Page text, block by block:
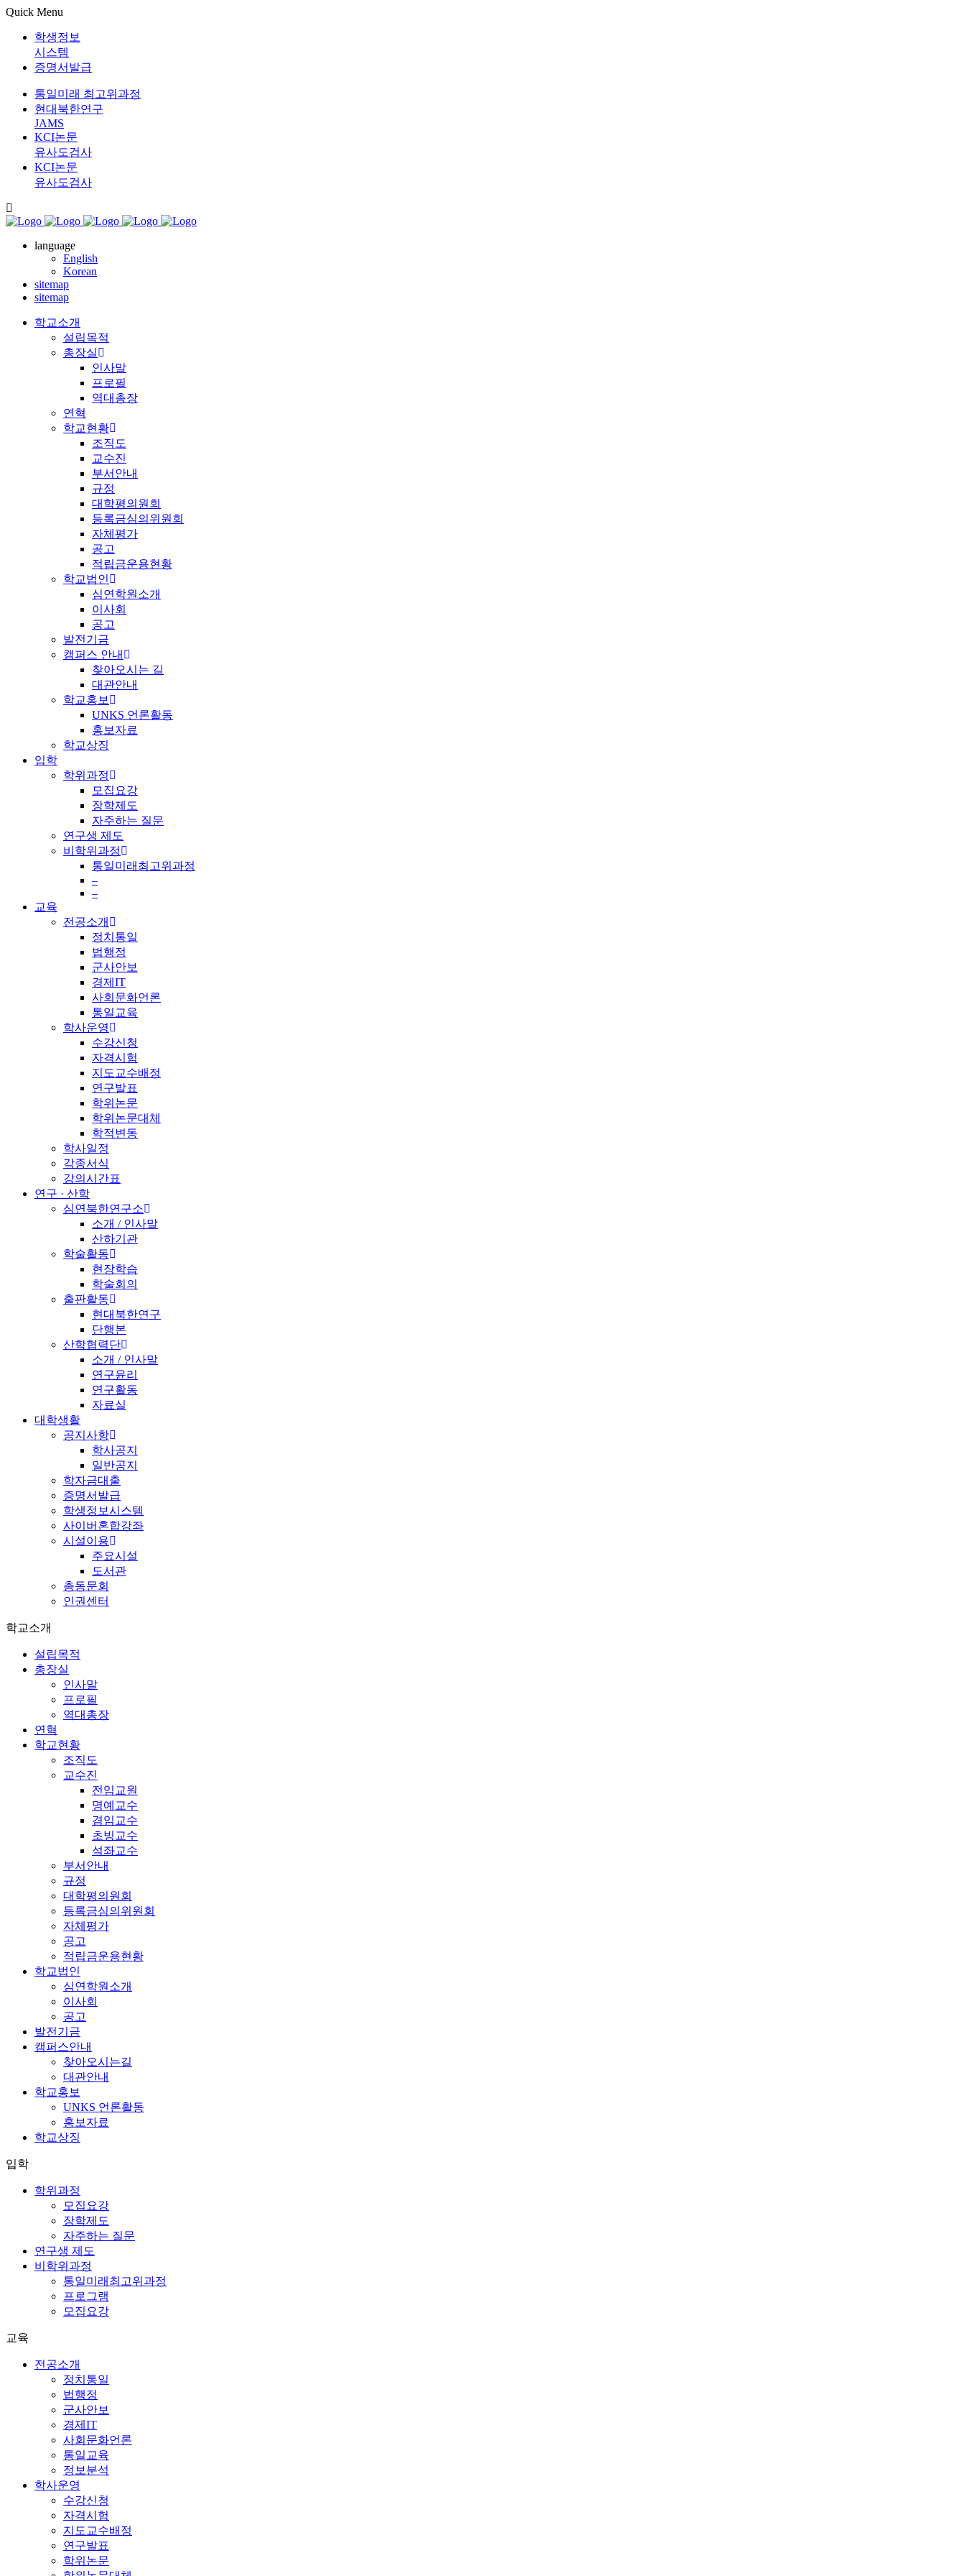
Quick Menu
학생정보
시스템
증명서발급
통일미래 최고위과정
현대북한연구
JAMS
KCI논문
유사도검사
KCI논문
유사도검사
language
English
Korean
sitemap
sitemap
학교소개
설립목적
총장실
인사말
프로필
역대총장
연혁
학교현황
조직도
교수진
부서안내
규정
대학평의원회
등록금심의위원회
자체평가
공고
적립금운용현황
학교법인
심연학원소개
이사회
공고
발전기금
캠퍼스 안내
찾아오시는 길
대관안내
학교홍보
UNKS 언론활동
홍보자료
학교상징
입학
학위과정
모집요강
장학제도
자주하는 질문
연구생 제도
비학위과정
통일미래최고위과정
–
–
교육
전공소개
정치통일
법행정
군사안보
경제IT
사회문화언론
통일교육
학사운영
수강신청
자격시험
지도교수배정
연구발표
학위논문
학위논문대체
학적변동
학사일정
각종서식
강의시간표
연구 · 산학
심연북한연구소
소개 / 인사말
산하기관
학술활동
현장학습
학술회의
출판활동
현대북한연구
단행본
산학협력단
소개 / 인사말
연구윤리
연구활동
자료실
대학생활
공지사항
학사공지
일반공지
학자금대출
증명서발급
학생정보시스템
사이버혼합강좌
시설이용
주요시설
도서관
총동문회
인권센터
학교소개
설립목적
총장실
인사말
프로필
역대총장
연혁
학교현황
조직도
교수진
전임교원
명예교수
겸임교수
초빙교수
석좌교수
부서안내
규정
대학평의원회
등록금심의위원회
자체평가
공고
적립금운용현황
학교법인
심연학원소개
이사회
공고
발전기금
캠퍼스안내
찾아오시는길
대관안내
학교홍보
UNKS 언론활동
홍보자료
학교상징
입학
학위과정
모집요강
장학제도
자주하는 질문
연구생 제도
비학위과정
통일미래최고위과정
프로그램
모집요강
교육
전공소개
정치통일
법행정
군사안보
경제IT
사회문화언론
통일교육
정보분석
학사운영
수강신청
자격시험
지도교수배정
연구발표
학위논문